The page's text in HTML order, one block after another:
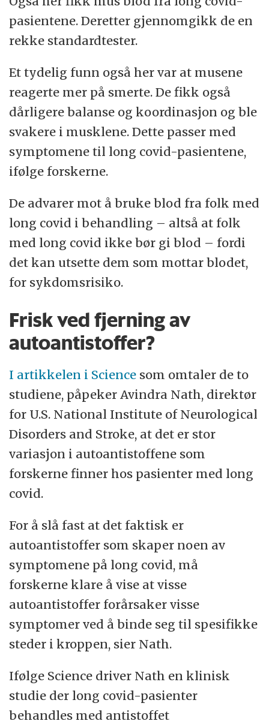
pasientene. Deretter gjennomgikk de en
rekke standardtester.
Et tydelig funn også her var at musene
reagerte mer på smerte. De fikk også
dårligere balanse og koordinasjon og ble
svakere i musklene. Dette passer med
symptomene til long covid-pasientene,
ifølge forskerne.
De advarer mot å bruke blod fra folk med
long covid i behandling – altså at folk
med long covid ikke bør gi blod – fordi
det kan utsette dem som mottar blodet,
for sykdomsrisiko.
Frisk ved fjerning av
autoantistoffer?
I artikkelen i Science som omtaler de to
studiene, påpeker Avindra Nath, direktør
for U.S. National Institute of Neurological
Disorders and Stroke, at det er stor
variasjon i autoantistoffene som
forskerne finner hos pasienter med long
covid.
For å slå fast at det faktisk er
autoantistoffer som skaper noen av
symptomene på long covid, må
forskerne klare å vise at visse
autoantistoffer forårsaker visse
symptomer ved å binde seg til spesifikke
steder i kroppen, sier Nath.
Ifølge Science driver Nath en klinisk
studie der long covid-pasienter
behandles med antistoffet